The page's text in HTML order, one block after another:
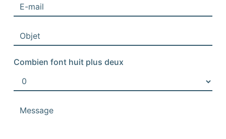
Combien font huit plus deux